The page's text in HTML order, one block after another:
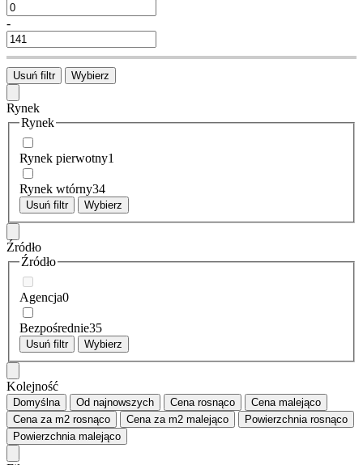
-
Usuń filtr Wybierz
Rynek
Rynek
Rynek pierwotny1
Rynek wtórny34
Usuń filtr Wybierz
Źródło
Źródło
Agencja0
Bezpośrednie35
Usuń filtr Wybierz
Kolejność
Domyślna Od najnowszych Cena rosnąco Cena malejąco
Cena za m2 rosnąco Cena za m2 malejąco Powierzchnia rosnąco
Powierzchnia malejąco